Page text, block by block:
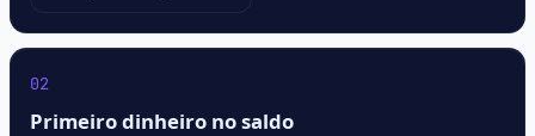
02
Primeiro dinheiro no saldo